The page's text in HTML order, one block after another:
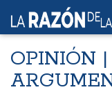
OPINIÓN